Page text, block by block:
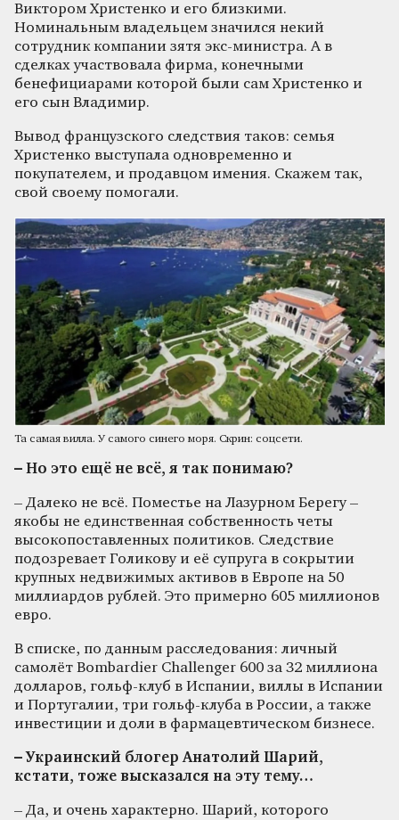
Виктором Христенко и его близкими.
Номинальным владельцем значился некий
сотрудник компании зятя экс-министра. А в
сделках участвовала фирма, конечными
бенефициарами которой были сам Христенко и
его сын Владимир.
Вывод французского следствия таков: семья
Христенко выступала одновременно и
покупателем, и продавцом имения. Скажем так,
свой своему помогали.
Та самая вилла. У самого синего моря. Скрин: соцсети.
– Но это ещё не всё, я так понимаю?
– Далеко не всё. Поместье на Лазурном Берегу –
якобы не единственная собственность четы
высокопоставленных политиков. Следствие
подозревает Голикову и её супруга в сокрытии
крупных недвижимых активов в Европе на 50
миллиардов рублей. Это примерно 605 миллионов
евро.
В списке, по данным расследования: личный
самолёт Bombardier Challenger 600 за 32 миллиона
долларов, гольф-клуб в Испании, виллы в Испании
и Португалии, три гольф-клуба в России, а также
инвестиции и доли в фармацевтическом бизнесе.
– Украинский блогер Анатолий Шарий,
кстати, тоже высказался на эту тему…
– Да, и очень характерно. Шарий, которого